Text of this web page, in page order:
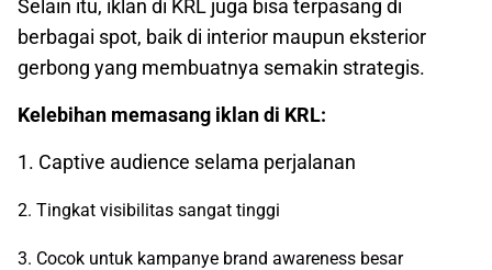
Selain itu, iklan di KRL juga bisa terpasang di
berbagai spot, baik di interior maupun eksterior
gerbong yang membuatnya semakin strategis.
Kelebihan memasang iklan di KRL:
1. Captive audience selama perjalanan
2. Tingkat visibilitas sangat tinggi
3. Cocok untuk kampanye brand awareness besar